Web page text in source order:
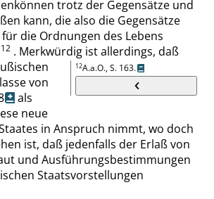
trotz der Gegensätze und
kann, die also die Gegensätze
die Ordnungen des Lebens
12
12A.a.O.,S. 163.
. Merkwürdig ist allerdings, daß
von
als
neue
in Anspruch nimmt, wo doch
ist, daß jedenfalls der Erlaß von
und Ausführungsbestimmungen
Staatsvorstellungen